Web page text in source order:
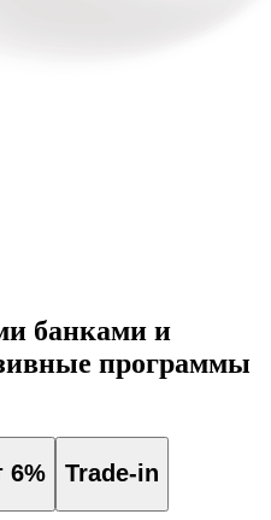
банками и
программы
6% Trade-in